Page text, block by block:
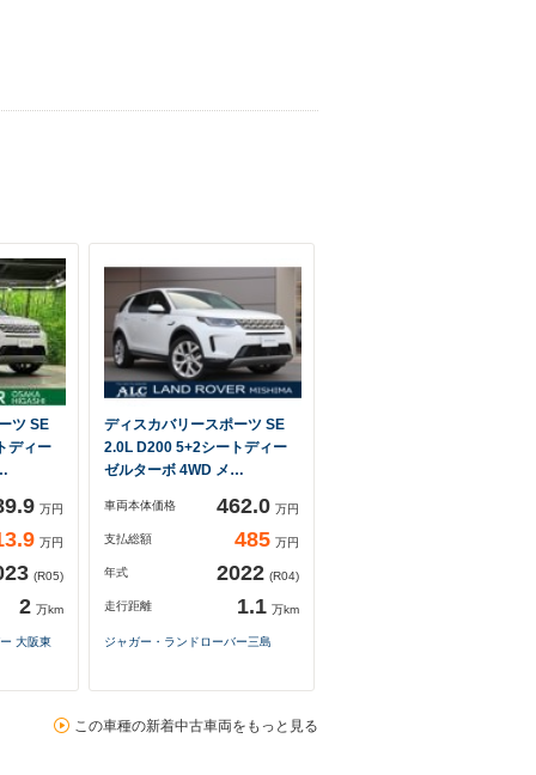
ツ SE
ディー
万円
万円
(R05)
2 万km
大阪東
ディスカバリースポーツ SE
2.0L D200 5+2シートディー
ゼルターボ 4WD メ…
車両本体価格 462.0 万円
支払総額 485 万円
年式 2022 (R04)
走行距離 1.1 万km
ジャガー・ランドローバー三島
この車種の新着中古車両をもっと見る